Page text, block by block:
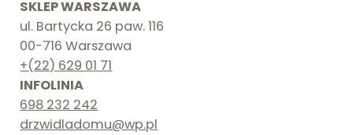
SKLEP WARSZAWA
ul. Bartycka 26 paw. 116
00-716 Warszawa
+(22) 629 01 71
INFOLINIA
698 232 242
drzwidladomu@wp.pl